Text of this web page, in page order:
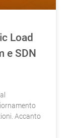
Load
e SDN
Accanto